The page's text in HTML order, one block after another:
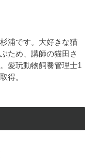
浦です。大好きな猫
ため、講師の猫田さ
愛玩動物飼養管理士1
得。